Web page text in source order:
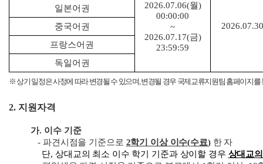
2026.07.06(월)
00:00:00
~
2026.07.17(금)
23:59:59
일본어권
중국어권
프랑스어권
독일어권
※상기 일정은 사정에 따라 변경될 수 있으며,변경될 경우 국제교류지원팀 홈페이지를
2. 지원자격
가. 이수 기준
- 파견시점을 기준으로 2학기 이상 이수(수료) 한 자
단, 상대교의 최소 이수 학기 기준과 상이할 경우 상대교